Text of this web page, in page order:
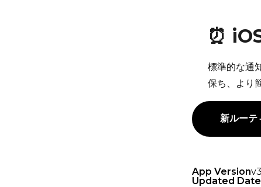
⏰
標準的な通
保ち、より
新ルーテ
App Version
Updated Date